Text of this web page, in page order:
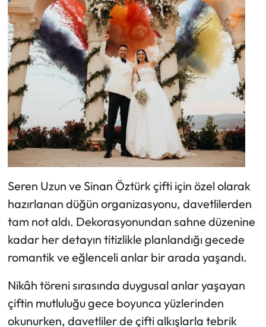
Seren Uzun ve Sinan Öztürk çifti için özel olarak
hazırlanan düğün organizasyonu, davetlilerden
tam not aldı. Dekorasyonundan sahne düzenine
kadar her detayın titizlikle planlandığı gecede
romantik ve eğlenceli anlar bir arada yaşandı.
Nikâh töreni sırasında duygusal anlar yaşayan
çiftin mutluluğu gece boyunca yüzlerinden
okunurken, davetliler de çifti alkışlarla tebrik